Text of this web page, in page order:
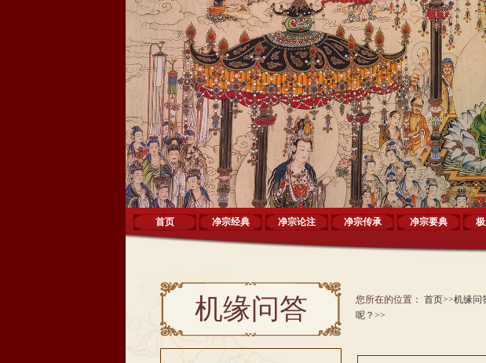
首页 净宗经典 净宗论注 净宗传承 净宗要典
机缘问答 您所在的位置： 首页>>机缘问
呢？ >>